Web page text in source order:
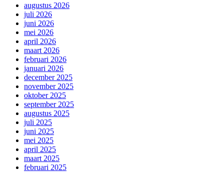
augustus 2026
juli 2026
juni 2026
mei 2026
april 2026
maart 2026
februari 2026
januari 2026
december 2025
november 2025
oktober 2025
september 2025
augustus 2025
juli 2025
juni 2025
mei 2025
april 2025
maart 2025
februari 2025